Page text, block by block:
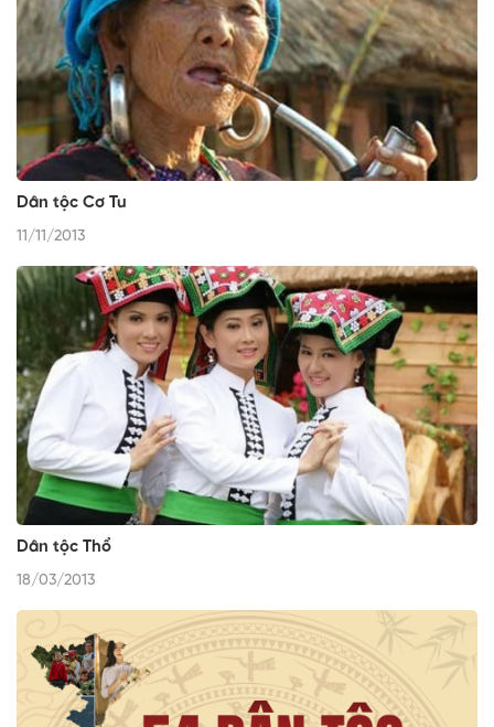
Dân tộc Cơ Tu
11/11/2013
Dân tộc Thổ
18/03/2013